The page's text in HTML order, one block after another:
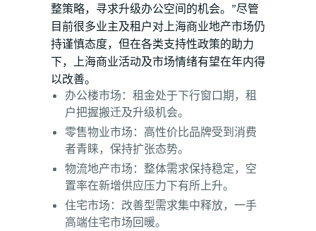
整策略，寻求升级办公空间的机会。”尽管
目前很多业主及租户对上海商业地产市场仍
持谨慎态度，但在各类支持性政策的助力
下，上海商业活动及市场情绪有望在年内得
以改善。
办公楼市场：租金处于下行窗口期，租
户把握搬迁及升级机会。
零售物业市场：高性价比品牌受到消费
者青睐，保持扩张态势。
物流地产市场：整体需求保持稳定，空
置率在新增供应压力下有所上升。
住宅市场：改善型需求集中释放，一手
高端住宅市场回暖。